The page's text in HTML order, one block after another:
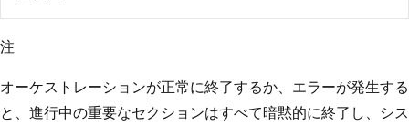
注
オーケストレーションが正常に終了するか、エラーが発生する
と、進行中の重要なセクションはすべて暗黙的に終了し、シス